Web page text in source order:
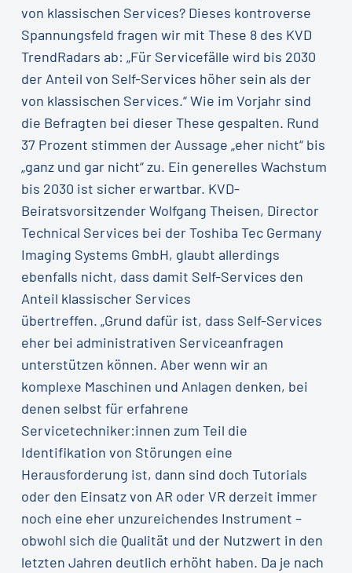
von klassischen Services? Dieses kontroverse
Spannungsfeld fragen wir mit These 8 des KVD
TrendRadars ab: „Für Servicefälle wird bis 2030
der Anteil von Self-Services höher sein als der
von klassischen Services.“ Wie im Vorjahr sind
die Befragten bei dieser These gespalten. Rund
37 Prozent stimmen der Aussage „eher nicht“ bis
„ganz und gar nicht“ zu. Ein generelles Wachstum
bis 2030 ist sicher erwartbar. KVD-
Beiratsvorsitzender Wolfgang Theisen, Director
Technical Services bei der Toshiba Tec Germany
Imaging Systems GmbH, glaubt allerdings
ebenfalls nicht, dass damit Self-Services den
Anteil klassischer Services
übertreffen. „Grund dafür ist, dass Self-Services
eher bei administrativen Serviceanfragen
unterstützen können. Aber wenn wir an
komplexe Maschinen und Anlagen denken, bei
denen selbst für erfahrene
Servicetechniker:innen zum Teil die
Identifikation von Störungen eine
Herausforderung ist, dann sind doch Tutorials
oder den Einsatz von AR oder VR derzeit immer
noch eine eher unzureichendes Instrument –
obwohl sich die Qualität und der Nutzwert in den
letzten Jahren deutlich erhöht haben. Da je nach